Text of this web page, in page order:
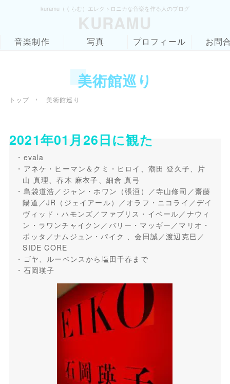
kuramu（くらむ）エレクトロニカな音楽を作る人のブログ
KURAMU
音楽制作 写真 プロフィール お問
美術館巡り
トップ › 美術館巡り
2021年01月26日に観た
evala
アネケ・ヒーマン＆クミ・ヒロイ、潮田 登久子、片
山 真理、春木 麻衣子、細倉 真弓
島袋道浩／ジャン・ホワン（張洹）／寺山修司／齋藤
陽道／JR（ジェイアール）／オラフ・ニコライ／デイ
ヴィッド・ハモンズ／ファブリス・イベール／ナウィ
ン・ラワンチャイクン／バリー・マッギー／マリオ・
ボッタ／ナムジュン・パイク 、会田誠／渡辺克巳／
SIDE CORE
ゴヤ、ルーベンスから塩田千春まで
石岡瑛子